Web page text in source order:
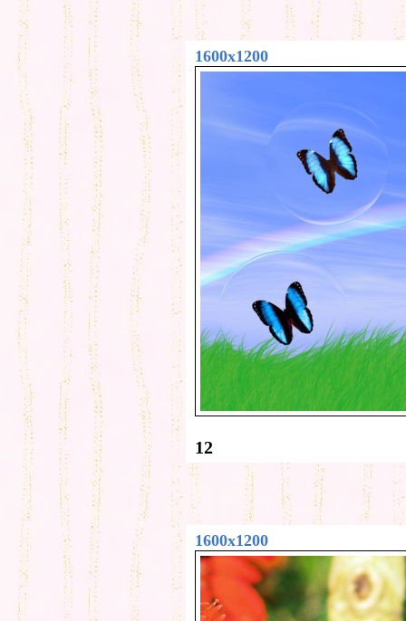
1600x1200
12
1600x1200